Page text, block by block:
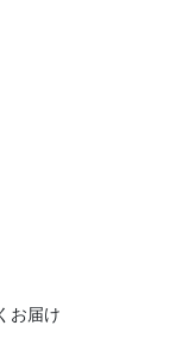
お届け